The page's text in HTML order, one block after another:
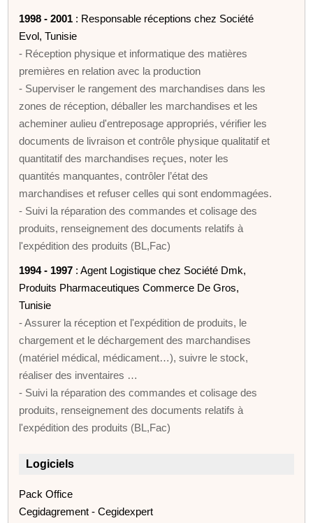
1998 - 2001 : Responsable réceptions chez Société
Evol, Tunisie
- Réception physique et informatique des matières
premières en relation avec la production
- Superviser le rangement des marchandises dans les
zones de réception, déballer les marchandises et les
acheminer aulieu d'entreposage appropriés, vérifier les
documents de livraison et contrôle physique qualitatif et
quantitatif des marchandises reçues, noter les
quantités manquantes, contrôler l’état des
marchandises et refuser celles qui sont endommagées.
- Suivi la réparation des commandes et colisage des
produits, renseignement des documents relatifs à
l'expédition des produits (BL,Fac)
1994 - 1997 : Agent Logistique chez Société Dmk,
Produits Pharmaceutiques Commerce De Gros,
Tunisie
- Assurer la réception et l'expédition de produits, le
chargement et le déchargement des marchandises
(matériel médical, médicament…), suivre le stock,
réaliser des inventaires …
- Suivi la réparation des commandes et colisage des
produits, renseignement des documents relatifs à
l'expédition des produits (BL,Fac)
Logiciels
Pack Office
Cegidagrement - Cegidexpert